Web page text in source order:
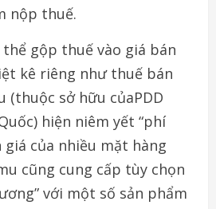
nộp thuế.
thể gộp thuế vào giá bán
kê riêng như thuế bán
(thuộc sở hữu củaPDD
hiện niêm yết “phí
giá của nhiều mặt hàng
cũng cung cấp tùy chọn
” với một số sản phẩm